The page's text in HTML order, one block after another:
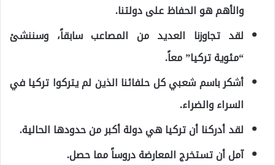
والأهم هو الحفاظ على دولتنا.
لقد تجاوزنا العديد من المصاعب سابقاً، وسننشئ
“مئوية تركيا” معاً.
أشكر باسم شعبي كل حلفائنا الذين لم يتركوا تركيا في
السراء والضراء.
لقد أدركنا أن تركيا هي دولة أكبر من حدودها الحالية.
آمل أن تستخرج المعارضة دروساً مما حصل.